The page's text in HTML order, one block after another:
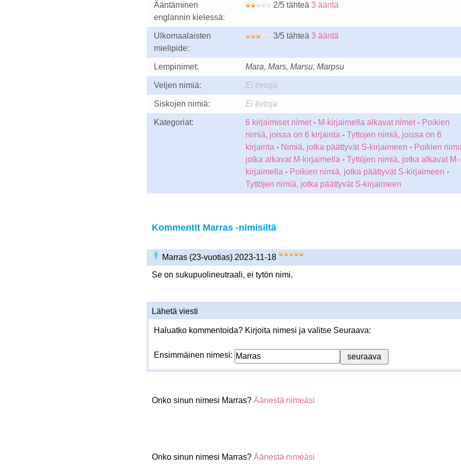
Ääntäminen
englannin kielessä:
2/5 tähteä 3 ääntä
Ulkomaalaisten
mielipide:
3/5 tähteä 3 ääntä
Lempinimet: Mara, Mars, Marsu, Marpsu
Veljen nimiä: Ei tietoja
Siskojen nimiä: Ei tietoja
Kategoriat: 6 kirjaimiset nimet- M-kirjaimella alkavat nimet- Poikien
nimiä, joissa on 6 kirjainta - Tyttojen nimiä, joissa on 6
kirjainta - Nimiä, jotka päättyvät S-kirjaimeen - Poikien
jotka alkavat M-kirjaimella - Tyttöjen nimiä, jotka alkavat M-
kirjaimella - Poikien nimiä, jotka päättyvät S-kirjaimeen -
Tyttöjen nimiä, jotka päättyvät S-kirjaimeen
Kommentit Marras -nimisiltä
Marras (23-vuotias) 2023-11-18
Se on sukupuolineutraali, ei tytön nimi.
Lähetä viesti
Haluatko kommentoida? Kirjoita nimesi ja valitse Seuraava:
Ensimmäinen nimesi:
Onko sinun nimesi Marras? Äänestä nimeäsi
Onko sinun nimesi Marras? Äänestä nimeäsi